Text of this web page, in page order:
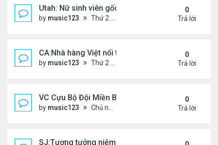
Utah: Nữ sinh viên gốc Việt tự vẫn, bạn trai bạo
by music123 Thứ 2 Tháng 7 20, 2026 4:56 pm
0
Trả lời
CA:Nhà hàng Việt nổi tiếng đóng cửa
by music123 Thứ 2 Tháng 7 20, 2026 4:42 pm
0
Trả lời
VC Cựu Bộ Đội Miền Bắc Chọn Định Cư Tại Hoa
by music123 Chủ nhật Tháng 7 12, 2026 3:01 pm
0
Trả lời
SJ:Tượng tưởng niệm cđ Việt bị ăn cắp